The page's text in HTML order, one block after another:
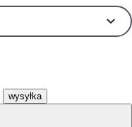
wysyłka